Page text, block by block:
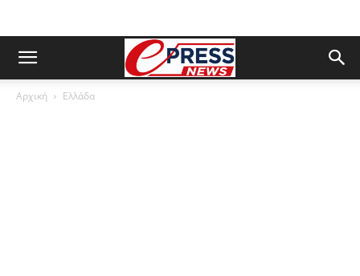
Αρχική Ελλάδα